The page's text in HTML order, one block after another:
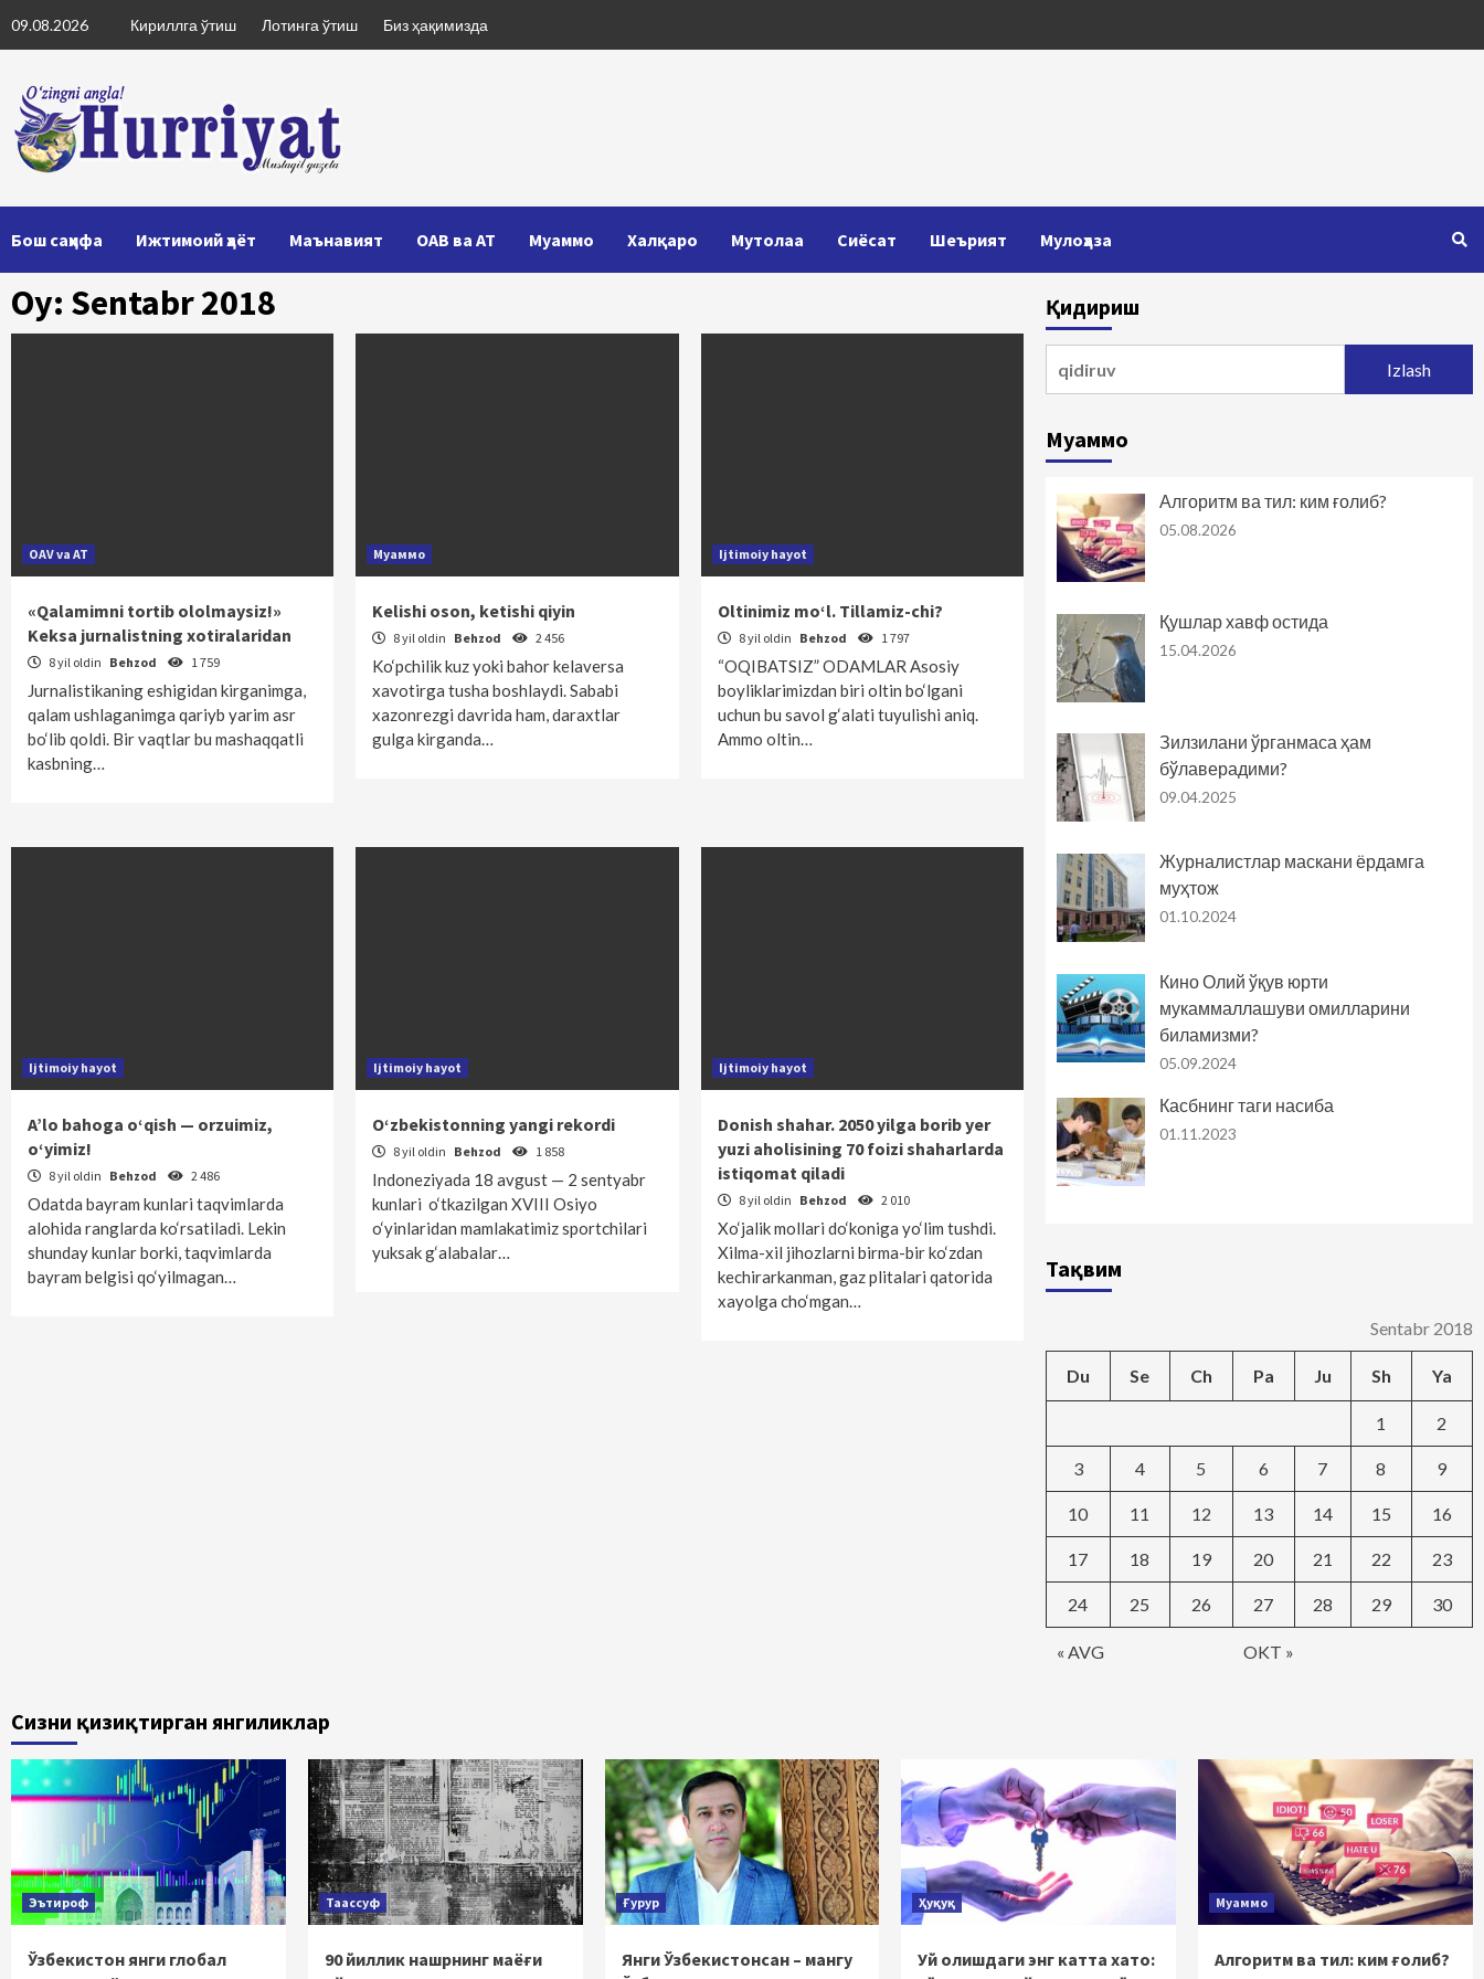
to
09.08.2026 Кириллга ўтиш Лотинга ўтиш Биз ҳақимизда
Бош саҳифа Ижтимоий ҳаёт Маънавият ОАВ ва АТ Муаммо Халқаро Мутолаа Сиёсат Шеърият Мулоҳаза
Oy: Sentabr 2018
OAV va AT
«Qalamimni tortib ololmaysiz!»
Keksa jurnalistning xotiralaridan
8 yil oldin Behzod 1 759
Jurnalistikaning eshigidan kirganimga,
qalam ushlaganimga qariyb yarim asr
bo‘lib qoldi. Bir vaqtlar bu mashaqqatli
kasbning…
Муаммо
Kelishi oson, ketishi qiyin
8 yil oldin Behzod 2 456
Ko‘pchilik kuz yoki bahor kelaversa
xavotirga tusha boshlaydi. Sababi
xazonrezgi davrida ham, daraxtlar
gulga kirganda…
Ijtimoiy hayot
Oltinimiz mo‘l. Tillamiz-chi?
8 yil oldin Behzod 1 797
“OQIBATSIZ” ODAMLAR Asosiy
boyliklarimizdan biri oltin bo‘lgani
uchun bu savol g‘alati tuyulishi aniq.
Ammo oltin…
Ijtimoiy hayot
A’lo bahoga o‘qish — orzuimiz,
o‘yimiz!
8 yil oldin Behzod 2 486
Odatda bayram kunlari taqvimlarda
alohida ranglarda ko‘rsatiladi. Lekin
shunday kunlar borki, taqvimlarda
bayram belgisi qo‘yilmagan…
Ijtimoiy hayot
O‘zbekistonning yangi rekordi
8 yil oldin Behzod 1 858
Indoneziyada 18 avgust — 2 sentyabr
kunlari o‘tkazilgan XVIII Osiyo
o‘yinlaridan mamlakatimiz sportchilari
yuksak g‘alabalar…
Ijtimoiy hayot
Donish shahar. 2050 yilga borib yer
yuzi aholisining 70 foizi shaharlarda
istiqomat qiladi
8 yil oldin Behzod 2 010
Xo‘jalik mollari do‘koniga yo‘lim tushdi.
Xilma-xil jihozlarni birma-bir ko‘zdan
kechirarkanman, gaz plitalari qatorida
xayolga cho‘mgan…
Қидириш
Муаммо
Алгоритм ва тил: ким ғолиб?
05.08.2026
Қушлар хавф остида
15.04.2026
Зилзилани ўрганмаса ҳам
бўлаверадими?
09.04.2025
Журналистлар маскани ёрдамга
муҳтож
01.10.2024
Кино Олий ўқув юрти
мукаммаллашуви омилларини
биламизми?
05.09.2024
Касбнинг таги насиба
01.11.2023
Тақвим
Sentabr 2018
Du Se Ch Pa Ju Sh Ya
« AVG OKT »
1 2
3 4 5 6 7 8 9
10 11 12 13 14 15 16
17 18 19 20 21 22 23
24 25 26 27 28 29 30
Сизни қизиқтирган янгиликлар
Эътироф
Ўзбекистон янги глобал
Таассуф
90 йиллик нашрнинг маёғи
Ғурур
Янги Ўзбекистонсан – мангу
Ҳуқуқ
Уй олишдаги энг катта хато:
Муаммо
Алгоритм ва тил: ким ғолиб?